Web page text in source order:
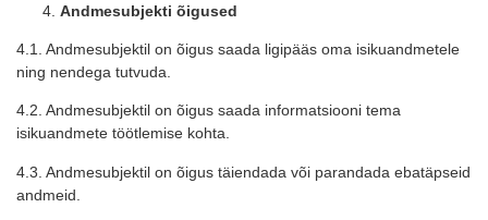
Andmesubjekti õigused
4.1. Andmesubjektil on õigus saada ligipääs oma isikuandmetele
ning nendega tutvuda.
4.2. Andmesubjektil on õigus saada informatsiooni tema
isikuandmete töötlemise kohta.
4.3. Andmesubjektil on õigus täiendada või parandada ebatäpseid
andmeid.